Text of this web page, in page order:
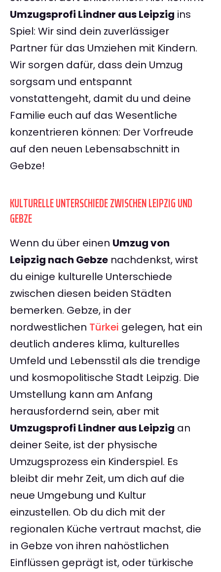
Umzugsprofi Lindner aus Leipzig ins
Spiel: Wir sind dein zuverlässiger
Partner für das Umziehen mit Kindern.
Wir sorgen dafür, dass dein Umzug
sorgsam und entspannt
vonstattengeht, damit du und deine
Familie euch auf das Wesentliche
konzentrieren können: Der Vorfreude
auf den neuen Lebensabschnitt in
Gebze!
KULTURELLE UNTERSCHIEDE ZWISCHEN LEIPZIG UND
GEBZE
Wenn du über einen Umzug von
Leipzig nach Gebze nachdenkst, wirst
du einige kulturelle Unterschiede
zwischen diesen beiden Städten
bemerken. Gebze, in der
nordwestlichen Türkei gelegen, hat ein
deutlich anderes klima, kulturelles
Umfeld und Lebensstil als die trendige
und kosmopolitische Stadt Leipzig. Die
Umstellung kann am Anfang
herausfordernd sein, aber mit
Umzugsprofi Lindner aus Leipzig an
deiner Seite, ist der physische
Umzugsprozess ein Kinderspiel. Es
bleibt dir mehr Zeit, um dich auf die
neue Umgebung und Kultur
einzustellen. Ob du dich mit der
regionalen Küche vertraut machst, die
in Gebze von ihren nahöstlichen
Einflüssen geprägt ist, oder türkische